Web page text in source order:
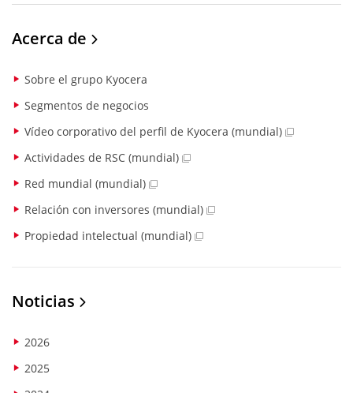
Acerca de
Sobre el grupo Kyocera
Segmentos de negocios
Vídeo corporativo del perfil de Kyocera (mundial)
Actividades de RSC (mundial)
Red mundial (mundial)
Relación con inversores (mundial)
Propiedad intelectual (mundial)
Noticias
2026
2025